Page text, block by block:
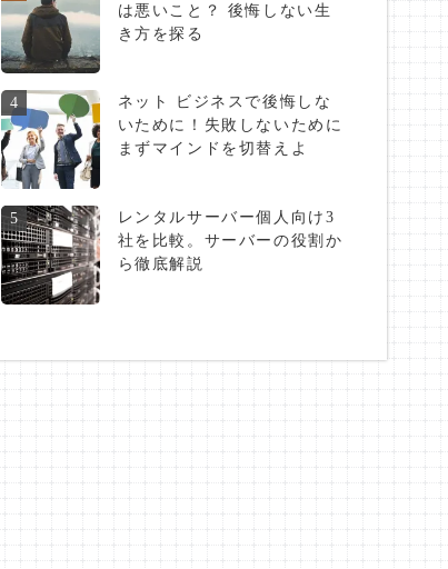
は悪いこと？ 後悔しない生
き方を探る
4
ネット ビジネスで後悔しな
いために！失敗しないために
まずマインドを切替えよ
5
レンタルサーバー個人向け3
社を比較。サーバーの役割か
ら徹底解説